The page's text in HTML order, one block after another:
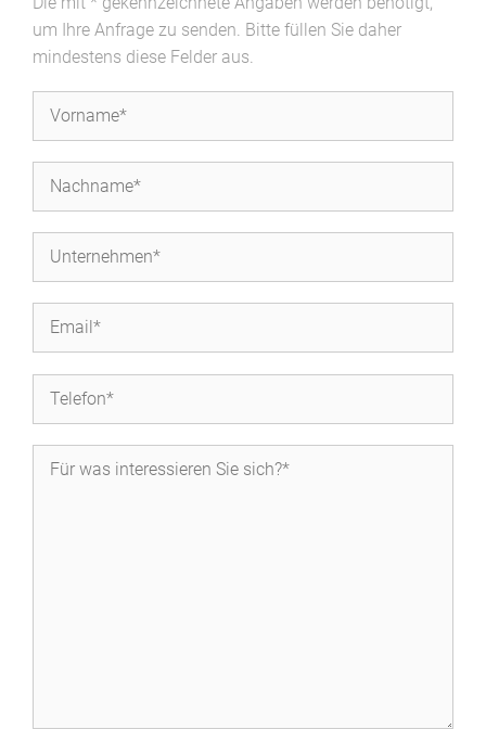
um Ihre Anfrage zu senden. Bitte füllen Sie daher
mindestens diese Felder aus.